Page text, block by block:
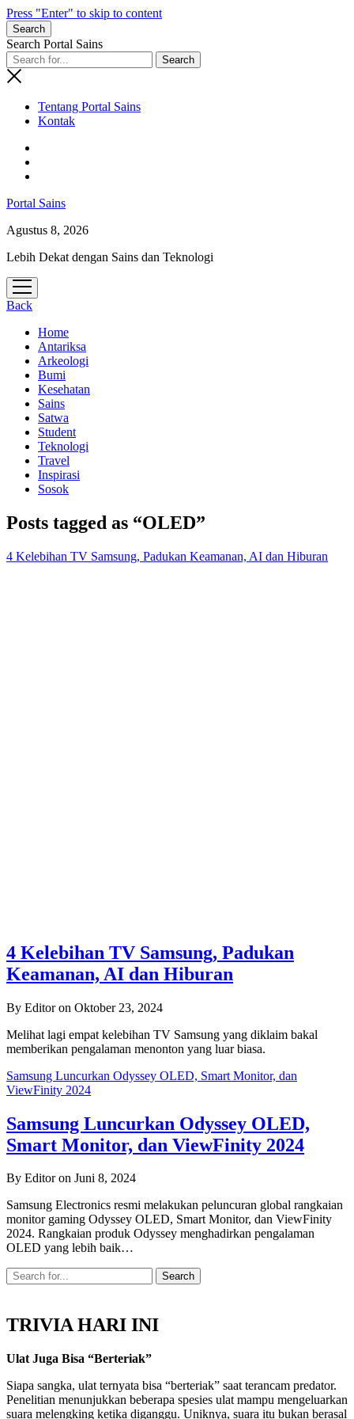
Press "Enter" to skip to content
Search
Search Portal Sains
Tentang Portal Sains
Kontak
Portal Sains
Agustus 8, 2026
Lebih Dekat dengan Sains dan Teknologi
open
menu
Back
Home
Antariksa
Arkeologi
Bumi
Kesehatan
Sains
Satwa
Student
Teknologi
Travel
Inspirasi
Sosok
Posts tagged as “OLED”
4 Kelebihan TV Samsung, Padukan Keamanan, AI dan Hiburan
4 Kelebihan TV Samsung, Padukan
Keamanan, AI dan Hiburan
By Editor on Oktober 23, 2024
Melihat lagi empat kelebihan TV Samsung yang diklaim bakal
memberikan pengalaman menonton yang luar biasa.
Samsung Luncurkan Odyssey OLED, Smart Monitor, dan
ViewFinity 2024
Samsung Luncurkan Odyssey OLED,
Smart Monitor, dan ViewFinity 2024
By Editor on Juni 8, 2024
Samsung Electronics resmi melakukan peluncuran global rangkaian
monitor gaming Odyssey OLED, Smart Monitor, dan ViewFinity
2024. Rangkaian produk Odyssey menghadirkan pengalaman
OLED yang lebih baik…
TRIVIA HARI INI
Ulat Juga Bisa “Berteriak”
Siapa sangka, ulat ternyata bisa “berteriak” saat terancam predator.
Penelitian menunjukkan beberapa spesies ulat mampu mengeluarkan
suara melengking ketika diganggu. Uniknya, suara itu bukan berasal